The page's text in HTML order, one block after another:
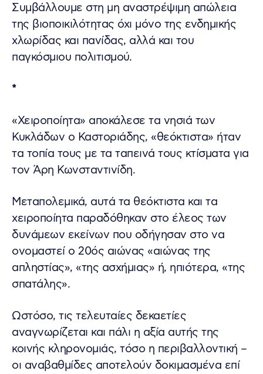
Συμβάλλουμε στη μη αναστρέψιμη απώλεια
της βιοποικιλότητας όχι μόνο της ενδημικής
χλωρίδας και πανίδας, αλλά και του
παγκόσμιου πολιτισμού.
*
«Χειροποίητα» αποκάλεσε τα νησιά των
Κυκλάδων ο Καστοριάδης, «θεόκτιστα» ήταν
τα τοπία τους με τα ταπεινά τους κτίσματα για
τον Άρη Κωνσταντινίδη.
Μεταπολεμικά, αυτά τα θεόκτιστα και τα
χειροποίητα παραδόθηκαν στο έλεος των
δυνάμεων εκείνων που οδήγησαν στο να
ονομαστεί ο 20ός αιώνας «αιώνας της
απληστίας», «της ασχήμιας» ή, ηπιότερα, «της
σπατάλης».
Ωστόσο, τις τελευταίες δεκαετίες
αναγνωρίζεται και πάλι η αξία αυτής της
κοινής κληρονομιάς, τόσο η περιβαλλοντική –
οι αναβαθμίδες αποτελούν δοκιμασμένα επί